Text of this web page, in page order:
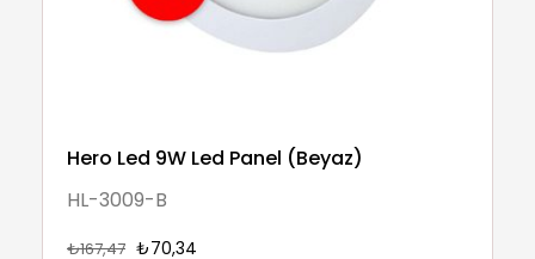
Hero Led 9W Led Panel (Beyaz)
HL-3009-B
₺167,47 ₺70,34